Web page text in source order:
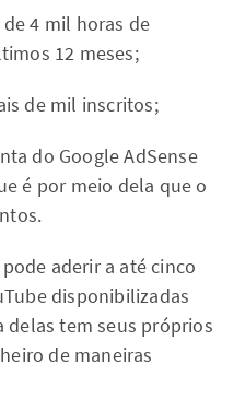
4 mil horas de
12 meses;
de mil inscritos;
do Google AdSense
é por meio dela que o
aderir a até cinco
disponibilizadas
delas tem seus próprios
de maneiras